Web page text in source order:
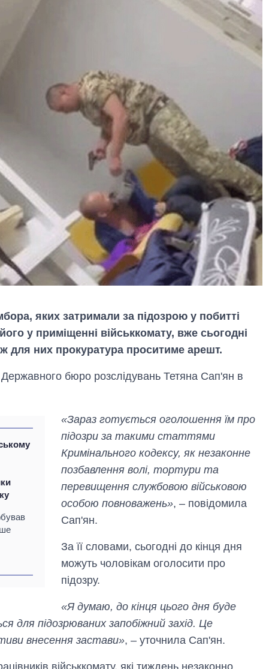
яких затримали за підозрою у побитті
у приміщенні військкомату, вже сьогодні
для них прокуратура проситиме арешт.
Державного бюро розслідувань Тетяна Сап'ян в
«Зараз готується оголошення їм про
підозри за такими статтями
Кримінального кодексу, як незаконне
позбавлення волі, тортури та
перевищення службовою військовою
особою повноважень», – повідомила
Сап'ян.
За її словами, сьогодні до кінця дня
можуть чоловікам оголосити про
підозру.
«Я думаю, до кінця цього дня буде
для підозрюваних запобіжний захід. Це
внесення застави», – уточнила Сап'ян.
Як за 10 років
змінилася кількість
вступників на
аспірантуру